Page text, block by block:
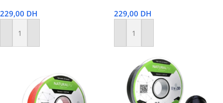
229,00 DH
Ajouter Au Panier
229,00 DH
Ajouter Au Panier